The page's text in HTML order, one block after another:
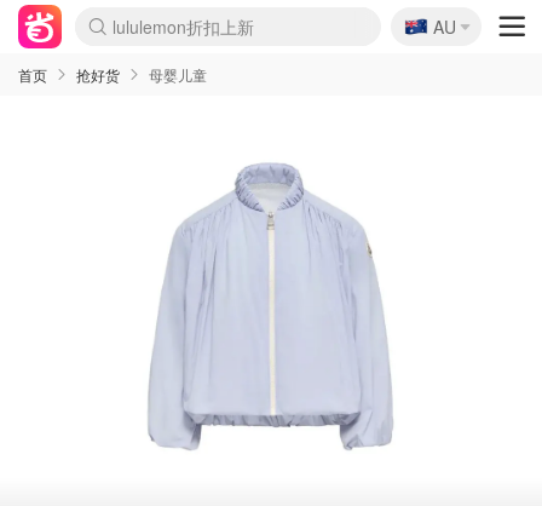
Sasa美妆护肤3.5折
SSENSE年中2.5折
FreshBeauty好价汇总
Cettire降价+叠9折
WWS Coles超市实拍
viagogo二手票捡漏
Myer超级周末
The Outnet奢牌1折起
David Jones 3折起
Flannels大牌1折
Perfumes Club护肤1折
AMIRO面罩$251
Amazon折扣汇总
eToro入金$200送$50
Amazon数码好物
ICONIC本周7.5折
ThedoubleF高奢地板价
Moose Knuckles 6折
丝芙兰5折起
EUFY摄像头$98
Selenichast首饰2折
Trip机票酒店促销
YSL送5件彩妆礼
Amazon家居好物
Amazon美妆护肤
雅漾大喷$8
过敏原检测盒$33
伊索独家赠50ml沐浴露
科颜氏高保湿面霜$29
SEALIFE海洋馆门票6折
丝塔芙大白罐$16
订阅Newsletter送香薰
Cult Beauty 6.8折
Harrods圣诞日历$525
LN-CC奢牌私促3折
d'Alba空姐喷雾$16
EVE LOM套装£56
Bernardelli独家4折
Adore Beauty 6折起
CT圣诞日历
Mytheresa奢品2.7折
Luxury Escapes 9折
Currentbody美容仪$881
MOON Garden Live
Roborock扫地机$649
Tingo Life水杯$24
Valentino官网5折
CR洗护套装$23
修丽可4件套$159
Myer彩妆2件7折
GANNI官网4.5折
Stylevana韩妆4折
Tessabit高奢8.5折
OGX洗发水$11
Amazon阿德莱德次日达
卡诗8.5折+赠礼
Philips Hue灯具8折
🇦🇺
AU
首页 抢好货 母婴儿童